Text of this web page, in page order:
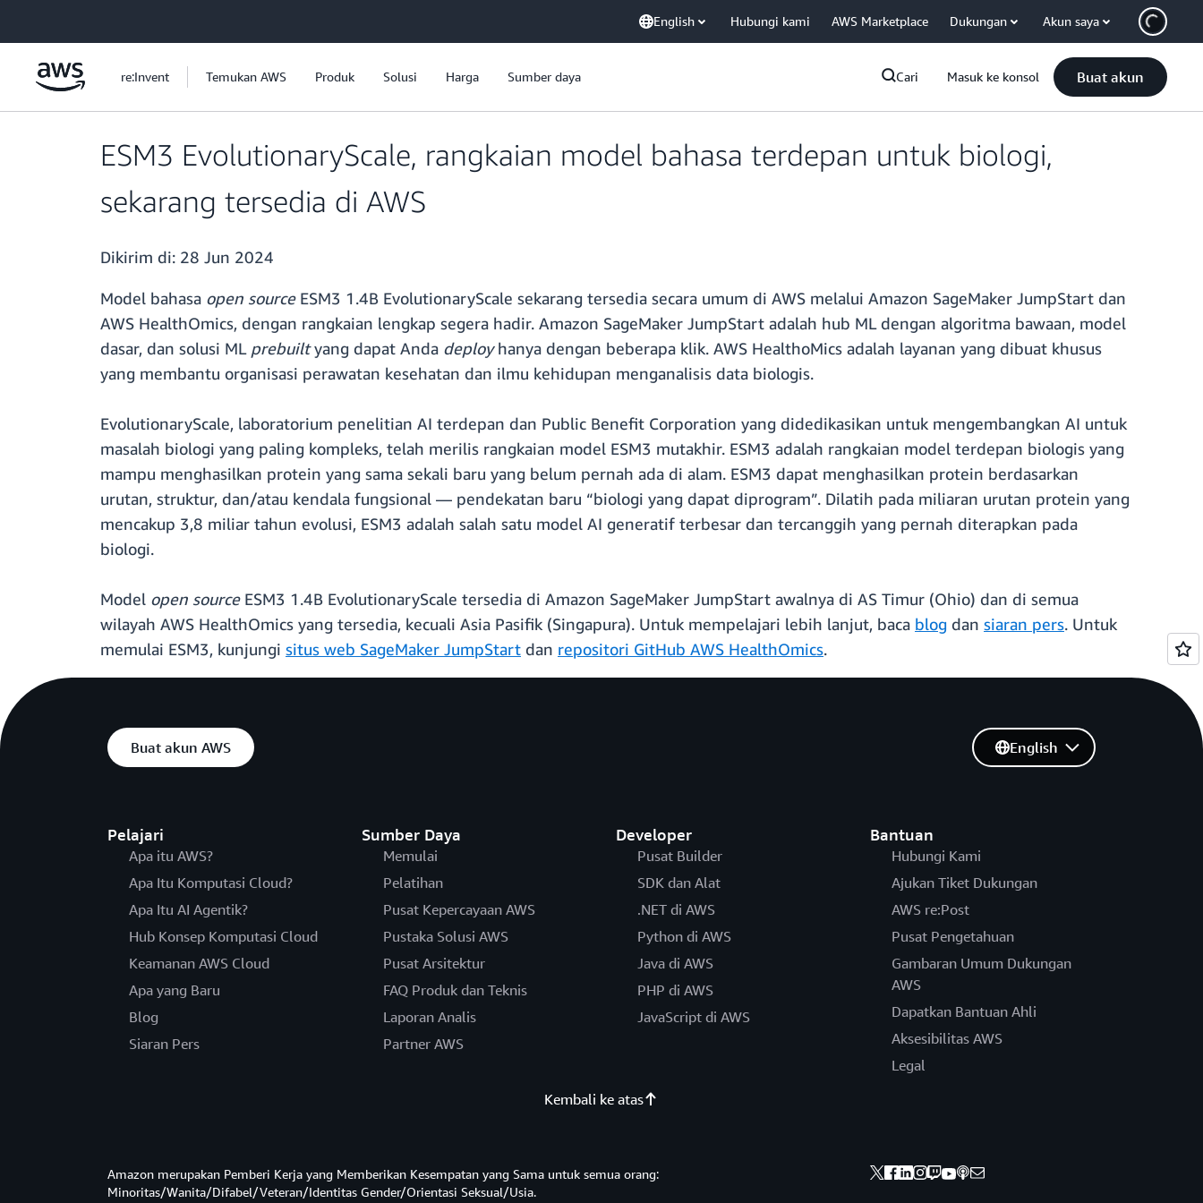
English Hubungi kami AWS Marketplace Dukungan Akun saya
re:Invent Temukan AWS Produk Solusi Harga Sumber daya Cari Masuk ke konsol Buat akun
ESM3 EvolutionaryScale, rangkaian model bahasa terdepan untuk biologi,
sekarang tersedia di AWS
Dikirim di: 28 Jun 2024
Model bahasa open source ESM3 1.4B EvolutionaryScale sekarang tersedia secara umum di AWS melalui Amazon SageMaker JumpStart dan
AWS HealthOmics, dengan rangkaian lengkap segera hadir. Amazon SageMaker JumpStart adalah hub ML dengan algoritma bawaan, model
dasar, dan solusi MLprebuiltyang dapat Anda deployhanya dengan beberapa klik. AWS HealthoMics adalah layanan yang dibuat khusus
yang membantu organisasi perawatan kesehatan dan ilmu kehidupan menganalisis data biologis.
EvolutionaryScale, laboratorium penelitian AI terdepan dan Public Benefit Corporation yang didedikasikan untuk mengembangkan AI untuk
masalah biologi yang paling kompleks, telah merilis rangkaian model ESM3 mutakhir. ESM3 adalah rangkaian model terdepan biologis yang
mampu menghasilkan protein yang sama sekali baru yang belum pernah ada di alam. ESM3 dapat menghasilkan protein berdasarkan
urutan, struktur, dan/atau kendala fungsional — pendekatan baru “biologi yang dapat diprogram”. Dilatih pada miliaran urutan protein yang
mencakup 3,8 miliar tahun evolusi, ESM3 adalah salah satu model AI generatif terbesar dan tercanggih yang pernah diterapkan pada
biologi.
Model open sourceESM3 1.4B EvolutionaryScale tersedia di Amazon SageMaker JumpStart awalnya di AS Timur (Ohio) dan di semua
wilayah AWS HealthOmics yang tersedia, kecuali Asia Pasifik (Singapura). Untuk mempelajari lebih lanjut, baca blog dan siaran pers. Untuk
memulai ESM3, kunjungi situs web SageMaker JumpStart dan repositori GitHub AWS HealthOmics.
Buat akun AWS
Pelajari
Apa itu AWS?
Apa Itu Komputasi Cloud?
Apa Itu AI Agentik?
Hub Konsep Komputasi Cloud
Keamanan AWS Cloud
Apa yang Baru
Blog
Siaran Pers
Sumber Daya
Memulai
Pelatihan
Pusat Kepercayaan AWS
Pustaka Solusi AWS
Pusat Arsitektur
FAQ Produk dan Teknis
Laporan Analis
Partner AWS
Developer
Pusat Builder
SDK dan Alat
.NET di AWS
Python di AWS
Java di AWS
PHP di AWS
JavaScript di AWS
Bantuan
Hubungi Kami
Ajukan Tiket Dukungan
AWS re:Post
Pusat Pengetahuan
Gambaran Umum Dukungan
AWS
Dapatkan Bantuan Ahli
Aksesibilitas AWS
Legal
English
Kembali ke atas
Amazon merupakan Pemberi Kerja yang Memberikan Kesempatan yang Sama untuk semua orang:
Minoritas/Wanita/Difabel/Veteran/Identitas Gender/Orientasi Seksual/Usia.